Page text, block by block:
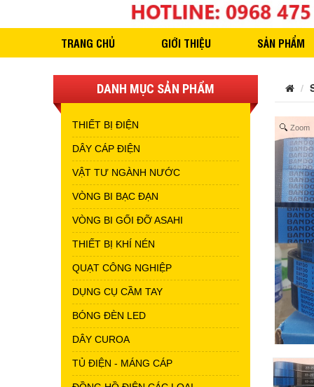
TRANG CHỦ GIỚI THIỆU SẢN PHẨM
DANH MỤC SẢN PHẨM
THIẾT BỊ ĐIỆN
DÂY CÁP ĐIỆN
VẬT TƯ NGÀNH NƯỚC
VÒNG BI BẠC ĐẠN
VÒNG BI GỐI ĐỠ ASAHI
THIẾT BỊ KHÍ NÉN
QUẠT CÔNG NGHIỆP
DỤNG CỤ CẦM TAY
BÓNG ĐÈN LED
DÂY CUROA
TỦ ĐIỆN - MÁNG CÁP
Zoom